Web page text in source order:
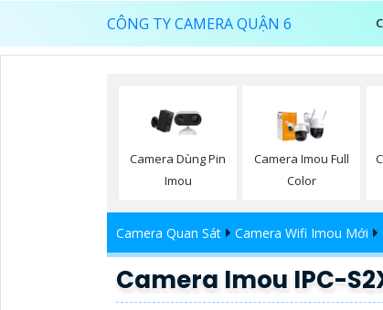
CÔNG TY CAMERA QUẬN 6
Camera Dùng Pin
Imou
Camera Imou Full
Color
Camera Quan Sát Camera Wifi Imou Mới
Camera Imou IPC-